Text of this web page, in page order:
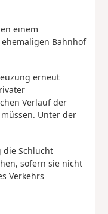
einem
Bahnhof
erneut
Verlauf der
Unter der
die Schlucht
sofern sie nicht
Verkehrs